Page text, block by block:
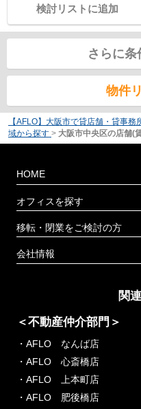
検討リストに追加
さらに条
物件
【AFLO】大阪市で貸店舗・貸事
域から探す > 大阪市中央区の店舗(
HOME
オフィスを探す
移転・閉業をご検討の方
会社情報
関
＜不動産仲介部門＞
・AFLO なんば店
・AFLO 心斎橋店
・AFLO 上本町店
・AFLO 肥後橋店